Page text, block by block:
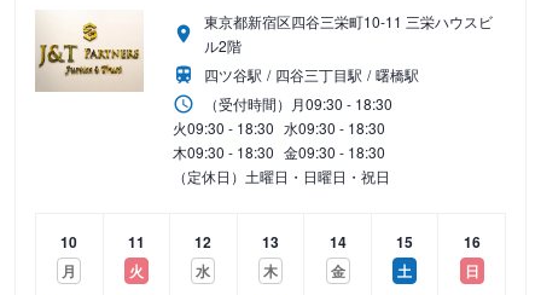
東京都新宿区四谷三栄町10-11 三栄ハウスビ
ル2階
四ツ谷駅
四谷三丁目駅
曙橋駅
（受付時間） 月09:30 - 18:30
火09:30 - 18:30 水09:30 - 18:30
木09:30 - 18:30 金09:30 - 18:30
（定休日）土曜日・日曜日・祝日
10
月
11
火
12
水
13
木
14
金
15
土
16
日